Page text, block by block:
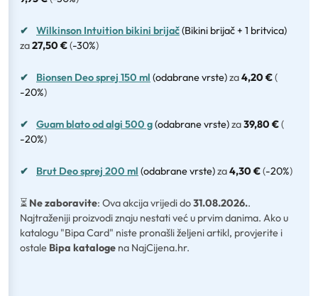
✔ Wilkinson Intuition bikini brijač(Bikini brijač + 1 britvica)
za27,50 €(-30%)
✔ Bionsen Deo sprej 150 ml (odabrane vrste)za4,20 €(
-20%)
✔ Guam blato od algi 500 g(odabrane vrste)za39,80 €(
-20%)
✔ Brut Deo sprej 200 ml (odabrane vrste)za4,30 €(-20%)
⏳ Ne zaboravite: Ova akcija vrijedi do31.08.2026..
Najtraženiji proizvodi znaju nestati već u prvim danima. Ako u
katalogu "Bipa Card" niste pronašli željeni artikl, provjerite i
ostale Bipa kataloge na NajCijena.hr.